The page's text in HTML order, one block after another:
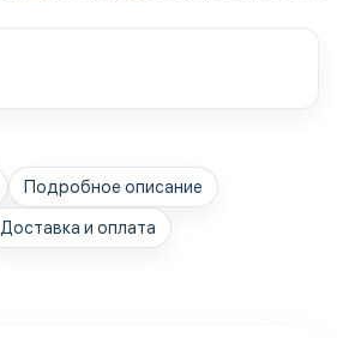
Подробное описание
Доставка и оплата